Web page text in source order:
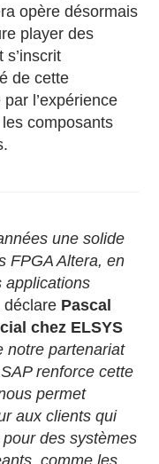
opère désormais
player des
de cette
l’expérience
composants
une solide
FPGA Altera, en
applications
déclare Pascal
chez ELSYS
notre partenariat
renforce cette
permet
aux clients qui
des systèmes